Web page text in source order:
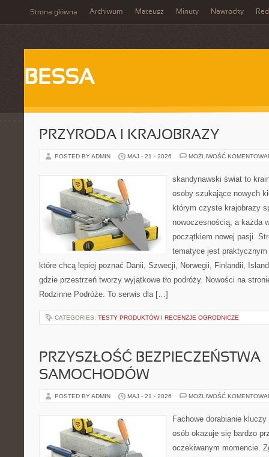
Strona główna Archiwum Mateusz Minuty Nawrocky
BESSA
PRZYRODA I KRAJOBRAZY
POSTED BY ADMIN MAJ - 21 - 2026 MOŻLIWOŚĆ
skandynawski świat to
osoby szukające nowych
którym czyste krajobrazy
nowoczesnością, a każda
początkiem nowej pasji.
tematyce jest
które chcą lepiej poznać Danii, Szwecji, Norwegii, Finlandii,
gdzie przestrzeń tworzy wyjątkowe tło podróży. Nowości na
Rodzinne Podróże. To serwis dla […]
CATEGORIES: TESTY PRODUKTÓW I RECENZJE OGRODNICZE
PRZYSZŁOŚĆ BEZPIECZEŃSTWA
SAMOCHODÓW
POSTED BY ADMIN MAJ - 21 - 2026 MOŻLIWOŚĆ
Fachowe dorabianie
osób okazuje się bardzo
oczekiwanym momencie.